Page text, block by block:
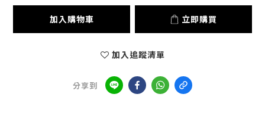
加入購物車 立即購買
加入追蹤清單
分享到